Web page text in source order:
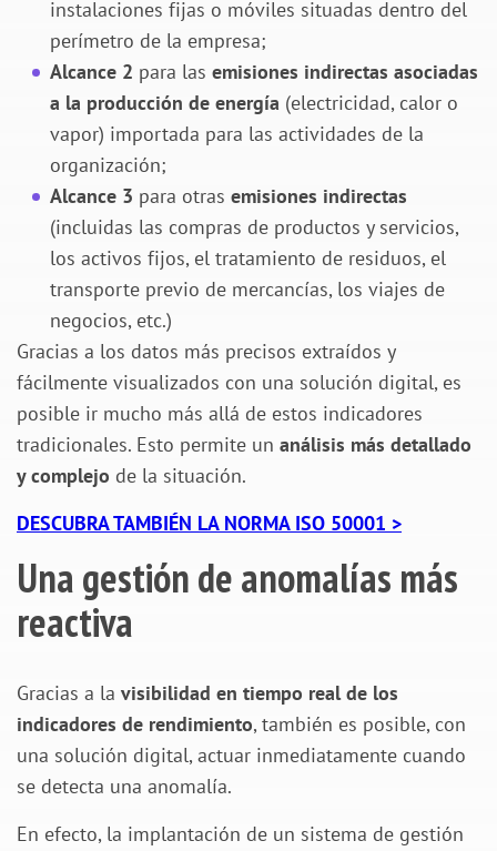
instalaciones fijas o móviles situadas dentro del
perímetro de la empresa;
Alcance 2 para las emisiones indirectas asociadas
a la producción de energía (electricidad, calor o
vapor) importada para las actividades de la
organización;
Alcance 3 para otras emisiones indirectas
(incluidas las compras de productos y servicios,
los activos fijos, el tratamiento de residuos, el
transporte previo de mercancías, los viajes de
negocios, etc.)
Gracias a los datos más precisos extraídos y
fácilmente visualizados con una solución digital, es
posible ir mucho más allá de estos indicadores
tradicionales. Esto permite un análisis más detallado
y complejo de la situación.
DESCUBRA TAMBIÉN LA NORMA ISO 50001 >
Una gestión de anomalías más
reactiva
Gracias a la visibilidad en tiempo real de los
indicadores de rendimiento, también es posible, con
una solución digital, actuar inmediatamente cuando
se detecta una anomalía.
En efecto, la implantación de un sistema de gestión